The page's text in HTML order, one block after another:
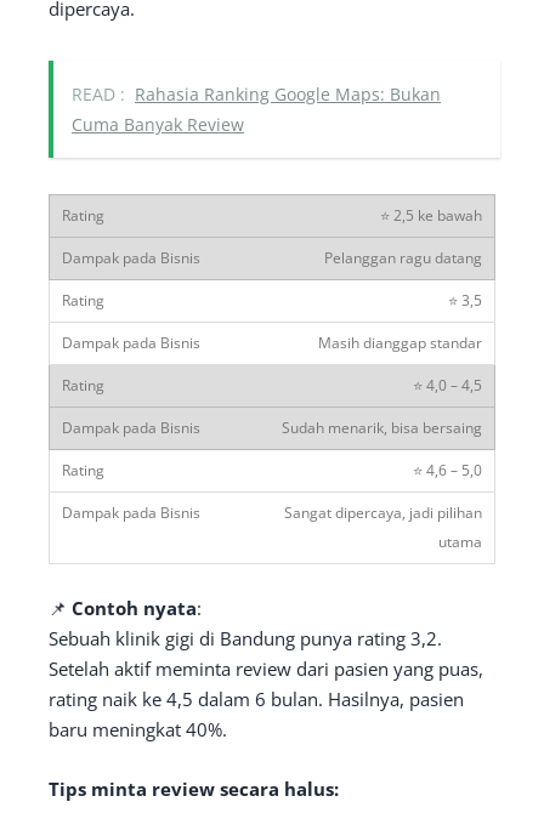
dipercaya.
READ : Rahasia Ranking Google Maps: Bukan
Cuma Banyak Review
⭐ 2,5 ke bawah
Pelanggan ragu datang
⭐ 3,5
Masih dianggap standar
⭐ 4,0 – 4,5
Sudah menarik, bisa bersaing
⭐ 4,6 – 5,0
Sangat dipercaya, jadi pilihan
utama
📌 Contoh nyata:
Sebuah klinik gigi di Bandung punya rating 3,2.
Setelah aktif meminta review dari pasien yang puas,
rating naik ke 4,5 dalam 6 bulan. Hasilnya, pasien
baru meningkat 40%.
Tips minta review secara halus: